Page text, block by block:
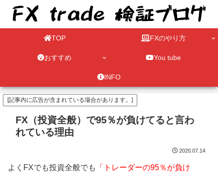
TOP FXのやり方
おすすめ You tube
INFO
[記事内に広告が含まれている場合があります。]
FX（投資全般）で95％が負けてると言わ
れている理由
2020.07.14
よくFXでも投資全般でも
「トレーダーの95％が負け